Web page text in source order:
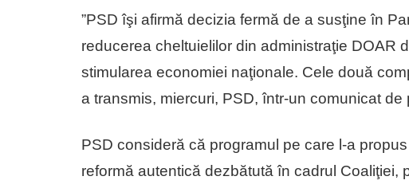
”PSD îşi afirmă decizia fermă de a susţine în
reducerea cheltuielilor din administraţie DOAR
stimularea economiei naţionale. Cele două
a transmis, miercuri, PSD, într-un comunicat de
PSD consideră că programul pe care l-a
reformă autentică dezbătută în cadrul Coaliţiei,